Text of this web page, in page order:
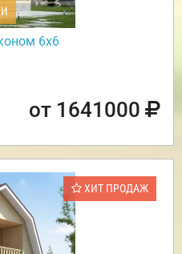
6х6
от 1641000
ХИТ ПРОДАЖ